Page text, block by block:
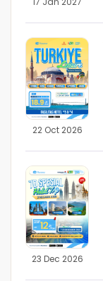
22 Oct 2026
23 Dec 2026